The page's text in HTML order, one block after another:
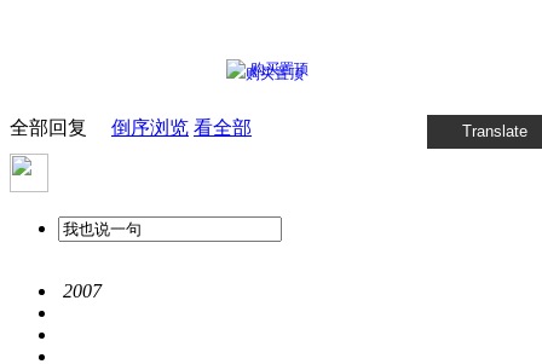
购买置顶
全部回复 倒序浏览 看全部
2007
Translate